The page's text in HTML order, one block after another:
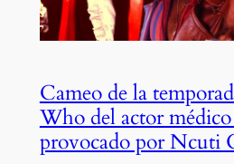
Cameo de la
Who del actor
provocado por Ncuti